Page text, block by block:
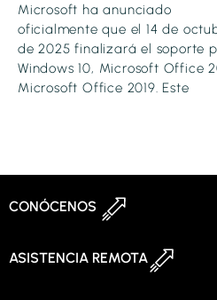
Microsoft ha anunciado
oficialmente que el 14 de
de 2025 finalizará el soporte
Windows 10, Microsoft Office
Microsoft Office 2019. Este
CONÓCENOS
ASISTENCIA REMOTA